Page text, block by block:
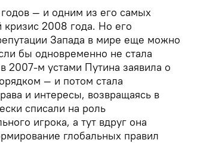
— и одним из его самых
кризис 2008 года. Но его
Запада в мире еще можно
бы одновременно не стала
2007-м устами Путина заявила о
— и потом стала
и интересы, возвращаясь в
списали на роль
игрока, а тут вдруг она
глобальных правил